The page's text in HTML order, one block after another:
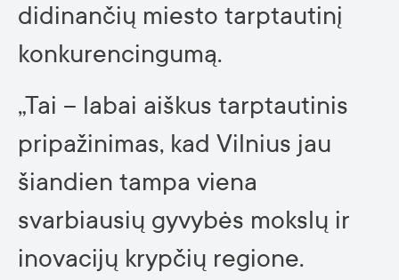
didinančių miesto tarptautinį
konkurencingumą.
„Tai – labai aiškus tarptautinis
pripažinimas, kad Vilnius jau
šiandien tampa viena
svarbiausių gyvybės mokslų ir
inovacijų krypčių regione.